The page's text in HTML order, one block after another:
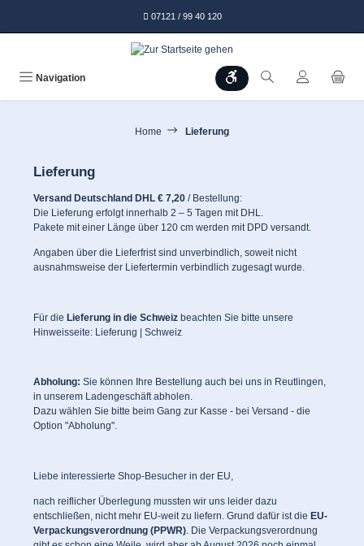
07121 / 99 40 120
Navigation Werkzeugleiste anzeigen
Home Lieferung
Lieferung
Versand Deutschland DHL € 7,20 / Bestellung:
Die Lieferung erfolgt innerhalb 2 – 5 Tagen mit DHL.
Pakete mit einer Länge über 120 cm werden mit DPD versandt.
Angaben über die Lieferfrist sind unverbindlich, soweit nicht
ausnahmsweise der Liefertermin verbindlich zugesagt wurde.
Für die Lieferung in die Schweiz beachten Sie bitte unsere
Hinweisseite: Lieferung | Schweiz
Abholung: Sie können Ihre Bestellung auch bei uns in Reutlingen,
in unserem Ladengeschäft abholen.
Dazu wählen Sie bitte beim Gang zur Kasse - bei Versand - die
Option "Abholung".
Liebe interessierte Shop-Besucher in der EU,
nach reiflicher Überlegung mussten wir uns leider dazu
entschließen, nicht mehr EU-weit zu liefern. Grund dafür ist die EU-
Verpackungsverordnung (PPWR) . Die Verpackungsverordnung